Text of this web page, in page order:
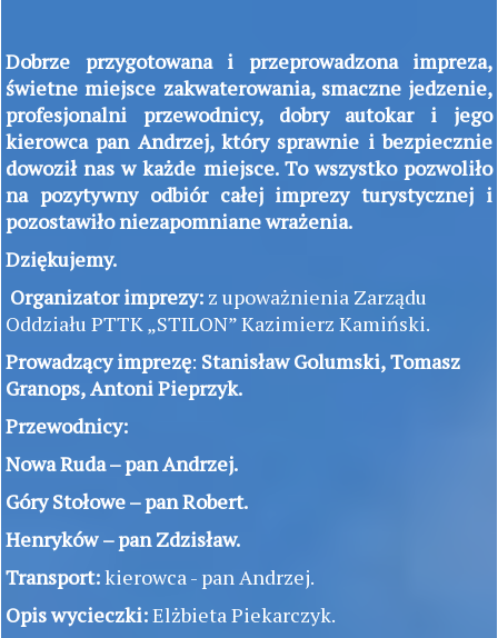
Dobrze przygotowana i przeprowadzona impreza,
świetne miejsce zakwaterowania, smaczne jedzenie,
profesjonalni przewodnicy, dobry autokar i jego
kierowca pan Andrzej, który sprawnie i bezpiecznie
dowoził nas w każde miejsce. To wszystko pozwoliło
na pozytywny odbiór całej imprezy turystycznej i
pozostawiło niezapomniane wrażenia.
Dziękujemy.
Organizator imprezy: z upoważnienia Zarządu
Oddziału PTTK „STILON” Kazimierz Kamiński.
Prowadzący imprezę: Stanisław Golumski,Tomasz
Granops,Antoni Pieprzyk.
Przewodnicy:
Nowa Ruda – pan Andrzej.
Góry Stołowe – pan Robert.
Henryków – pan Zdzisław.
Transport:kierowca - pan Andrzej.
Opis wycieczki:Elżbieta Piekarczyk.